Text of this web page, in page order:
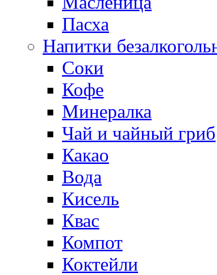
Пасха
Напитки
Соки
Кофе
Минералка
Чай и чайный гриб
Какао
Вода
Кисель
Квас
Компот
Коктейли